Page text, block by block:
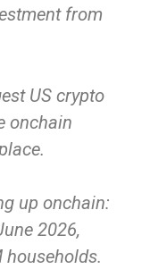
from
US crypto
onchain
up onchain:
2026,
households.